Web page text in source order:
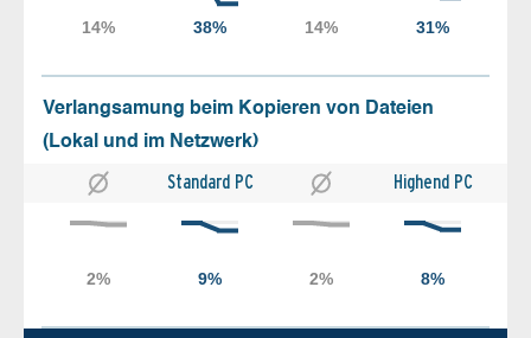
Verlangsamung beim Kopieren von Dateien
(Lokal und im Netzwerk)
Standard PC Highend PC